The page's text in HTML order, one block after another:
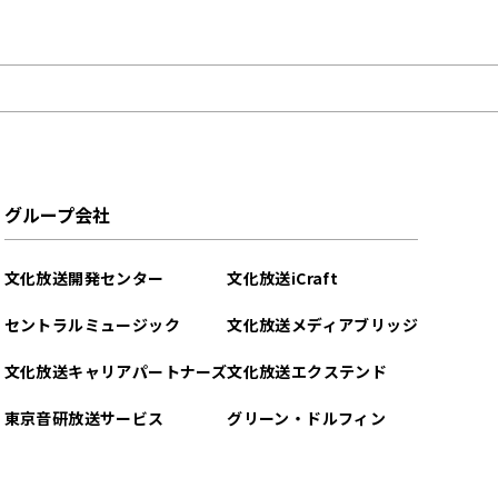
グループ会社
文化放送開発センター
セントラルミュージック
文化放送キャリアパートナーズ
東京音研放送サービス
文化放送iCraft
文化放送メディアブリッジ
文化放送エクステンド
グリーン・ドルフィン